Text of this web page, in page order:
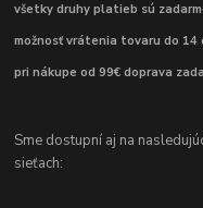
všetky druhy platieb sú
možnosť vrátenia tovaru do 14
pri nákupe od 99€ doprava
Sme dostupní aj na
sieťach: